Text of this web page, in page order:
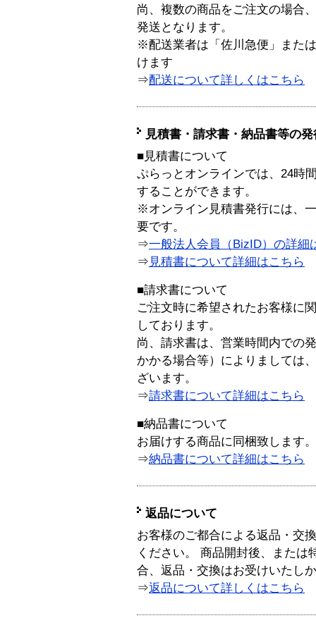
尚、複数の商品をご注文の場合
発送となります。
※配送業者は「佐川急便」また
けます
⇒配送について詳しくはこちら
見積書・請求書・納品書等の
■見積書について
ぷらっとオンラインでは、24時
することができます。
※オンライン見積書発行には、
要です。
⇒一般法人会員（BizID）の詳細
⇒ 見積書について詳細はこちら
■請求書について
ご注文時に希望されたお客様に
しております。
尚、請求書は、営業時間内での
かかる場合等）によりましては
ざいます。
⇒請求書について詳細はこちら
■納品書について
お届けする商品に同梱致します。
⇒納品書について詳細はこちら
返品について
お客様のご都合による返品・交
ください。 商品開封後、または
合、返品・交換はお受けいたし
⇒返品について詳しくはこちら